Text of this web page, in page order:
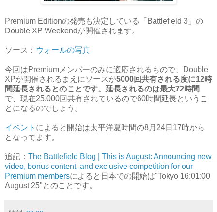
Premium Editionの発売も決定している「Battlefield 3」の
Double XP Weekendが開催されます。
ソース： ウォールの写真
今回はPremiumメンバーのみに適応されるもので、Double
XPが開催されるまえにソースが5000回共有される度に12時
間延長されるとのことです。延長されるのは最大72時間
で、現在25,000回共有されているので60時間延長というこ
とになるのでしょう。
イベント によると開始は太平洋夏時間の8月24日17時から
となってます。
追記： The Battlefield Blog | This is August: Announcing new
video, bonus content, and exclusive competition for our
Premium membersによると日本での開始は"Tokyo 16:01:00
August 25"とのことです。